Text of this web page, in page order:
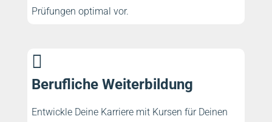
Prüfungen optimal vor.

Berufliche Weiterbildung
Entwickle Deine Karriere mit Kursen für Deinen